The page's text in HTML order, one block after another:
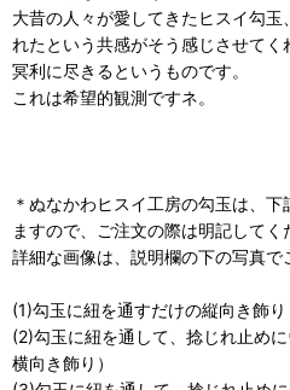
大昔の人々が愛してきたヒスイ勾
れたという共感がそう感じさせてく
冥利に尽きるというものです。
これは希望的観測ですネ。
＊ぬなかわヒスイ工房の勾玉は、
ますので、ご注文の際は明記してく
詳細な画像は、説明欄の下の写真で
(1)勾玉に紐を通すだけの縦向き飾り
(2)勾玉に紐を通して、捻じれ止め
横向き飾り）